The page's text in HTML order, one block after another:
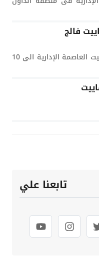
فالج
تصل انظمة السداد فى مول لافاييت العاصمة الإدارية الى 10
تابعنا علي